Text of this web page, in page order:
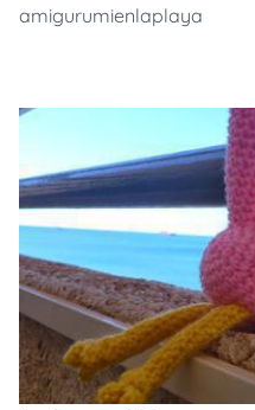
amigurumienlaplaya